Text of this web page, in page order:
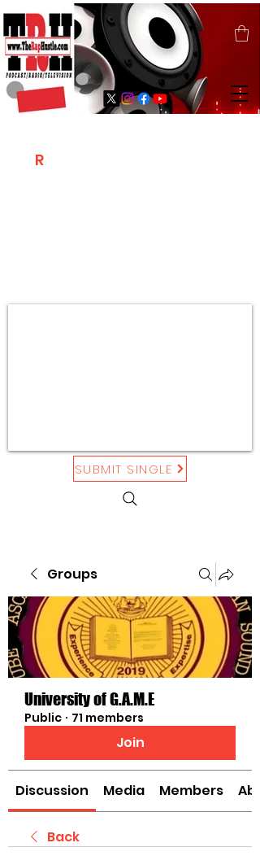
RH
SUBMIT SINGLE
Groups
University of G.A.M.E
Public · 71 members
Join
Discussion Media Members
Back